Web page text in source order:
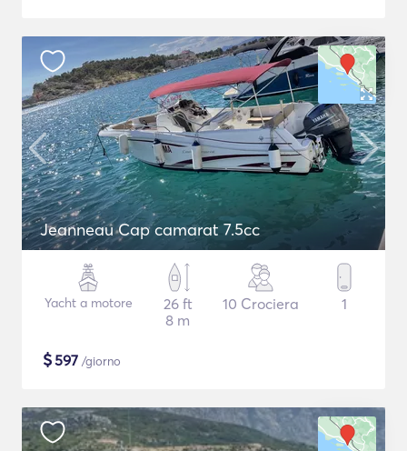
Jeanneau Cap camarat 7.5cc
Yacht a motore
26 ft
8 m
10 Crociera 1
$597 /giorno